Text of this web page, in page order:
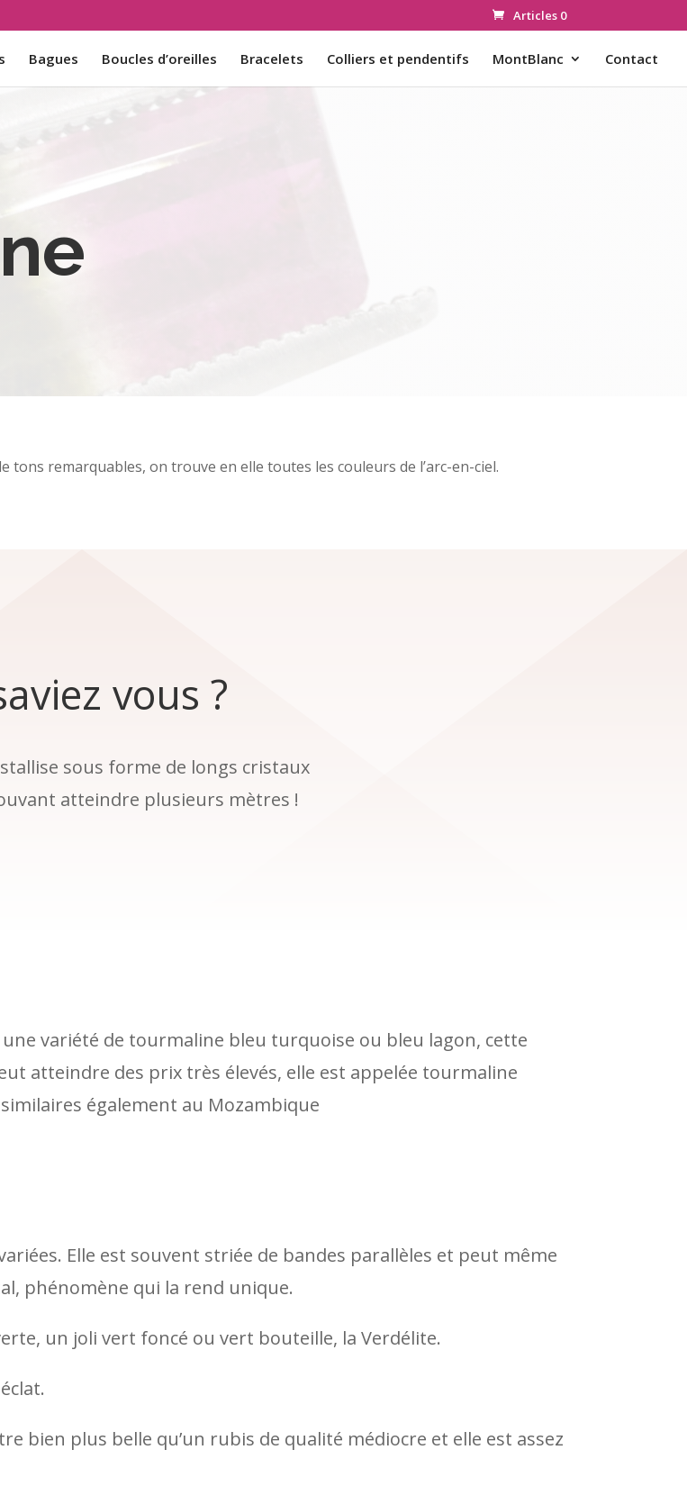
Articles 0
Bagues Boucles d’oreilles Bracelets Colliers et pendentifs MontBlanc Contact
remarquables, on trouve en elle toutes les couleurs de l’arc-en-ciel.
vous ?
sous forme de longs cristaux
atteindre plusieurs mètres !
une variété de tourmaline bleu turquoise ou bleu lagon, cette
atteindre des prix très élevés, elle est appelée tourmaline
également au Mozambique
Elle est souvent striée de bandes parallèles et peut même
phénomène qui la rend unique.
un joli vert foncé ou vert bouteille, la Verdélite.
bien plus belle qu’un rubis de qualité médiocre et elle est assez